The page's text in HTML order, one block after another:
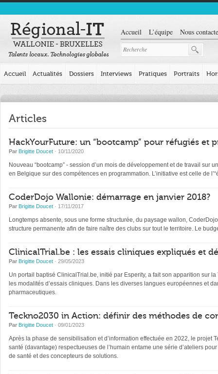
Accueil L’équipe Nous
Accueil Actualités Dossiers Interviews Pratiques Portraits
Articles
HackYourFuture: un “bootcamp” pour réfugiés et
Par Brigitte Doucet · 10/11/2020
Nouveau “bootcamp” - session d’un mois de développement et de travail
en Belgique sur des compétences en programmation. L’initiative est celle de
CoderDojo Wallonie: démarrage en janvier 2018?
Par Brigitte Doucet · 17/11/2017
Longtemps absente, sous une forme structurée, du paysage wallon,
structure permanente afin de faire naître des clubs sur tout le territoire. Le
ClinicalTrial.be : les essais cliniques expliqués et
Par Brigitte Doucet · 29/05/2023
Un portail baptisé ClinicalTrial.be, initié par Esperity, a fait son apparition sur
les modalités d’essais cliniques. Dans les diverses langues européennes et
pharmaceutiques.
Teckno2030 in Action: définir des méthodes de
Par Brigitte Doucet · 09/01/2023
Après la phase de sensibilisation et d’information effectuée en 2022, le projet
santé (davantage) respectueuses de l’humain entame une série d’ateliers
de santé et des concepteurs de solutions.